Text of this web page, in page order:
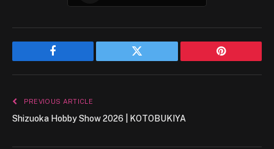
Facebook Twitter Pinterest
PREVIOUS ARTICLE
Shizuoka Hobby Show 2026 | KOTOBUKIYA